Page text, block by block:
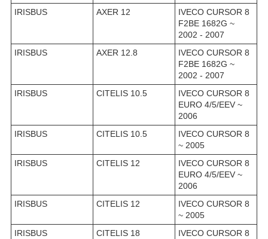
IRISBUS
AXER 12
IVECO CURSOR 8
F2BE 1682G ~
2002 - 2007
IRISBUS
AXER 12.8
IVECO CURSOR 8
F2BE 1682G ~
2002 - 2007
IRISBUS
CITELIS 10.5
IVECO CURSOR 8
EURO 4/5/EEV ~
2006
IRISBUS
CITELIS 10.5
IVECO CURSOR 8
~ 2005
IRISBUS
CITELIS 12
IVECO CURSOR 8
EURO 4/5/EEV ~
2006
IRISBUS
CITELIS 12
IVECO CURSOR 8
~ 2005
IRISBUS
CITELIS 18
IVECO CURSOR 8